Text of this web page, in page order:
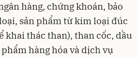
hàng, chứng khoán, bảo
sản phẩm từ kim loại đúc
khai thác than), than cốc, dầu
hàng hóa và dịch vụ